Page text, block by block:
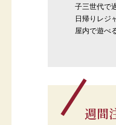
子三世代で
日帰りレジ
屋内で遊べ
週間